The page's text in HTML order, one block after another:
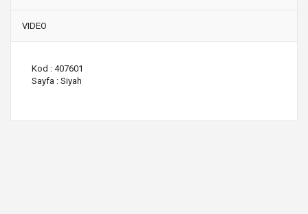
VIDEO
Kod : 407601
Sayfa : Siyah